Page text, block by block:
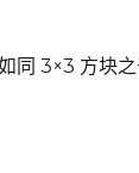
如同 3×3 方